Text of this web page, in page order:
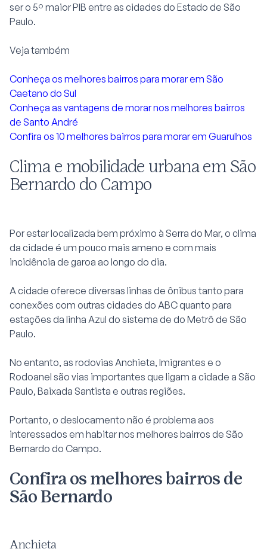
ser o 5º maior PIB entre as cidades do Estado de São
Paulo.
Veja também
Conheça os melhores bairros para morar em São
Caetano do Sul
Conheça as vantagens de morar nos melhores bairros
de Santo André
Confira os 10 melhores bairros para morar em Guarulhos
Clima e mobilidade urbana em São
Bernardo do Campo
Por estar localizada bem próximo à Serra do Mar, o clima
da cidade é um pouco mais ameno e com mais
incidência de garoa ao longo do dia.
A cidade oferece diversas linhas de ônibus tanto para
conexões com outras cidades do ABC quanto para
estações da linha Azul do sistema de do Metrô de São
Paulo.
No entanto, as rodovias Anchieta, Imigrantes e o
Rodoanel são vias importantes que ligam a cidade a São
Paulo, Baixada Santista e outras regiões.
Portanto, o deslocamento não é problema aos
interessados em habitar nos melhores bairros de São
Bernardo do Campo.
Confira os melhores bairros de
São Bernardo
Anchieta